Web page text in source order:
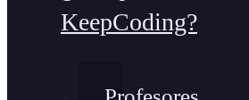
KeepCoding?